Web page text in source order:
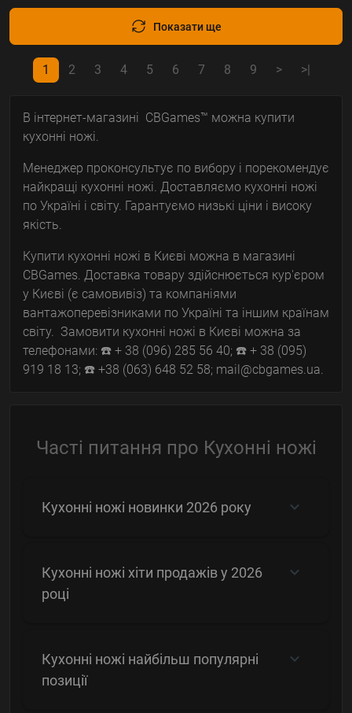
Показати ще
1 2 3 4 5 6 7 8 9 > >|
В інтернет-магазині CBGames™ можна купити
кухонні ножі.
Менеджер проконсультує по вибору і порекомендує
найкращі кухонні ножі. Доставляємо кухонні ножі
по Україні і світу. Гарантуємо низькі ціни і високу
якість.
Купити кухонні ножі в Києві можна в магазині
CBGames. Доставка товару здійснюється кур'єром
у Києві (є самовивіз) та компаніями
вантажоперевізниками по Україні та іншим країнам
світу. Замовити кухонні ножі в Києві можна за
телефонами: ☎️ + 38 (096) 285 56 40; ☎️ + 38 (095)
919 18 13; ☎️ +38 (063) 648 52 58; mail@cbgames.ua.
Часті питання про Кухонні ножі
Кухонні ножі новинки 2026 року
Кухонні ножі хіти продажів у 2026
році
Кухонні ножі найбільш популярні
позиції